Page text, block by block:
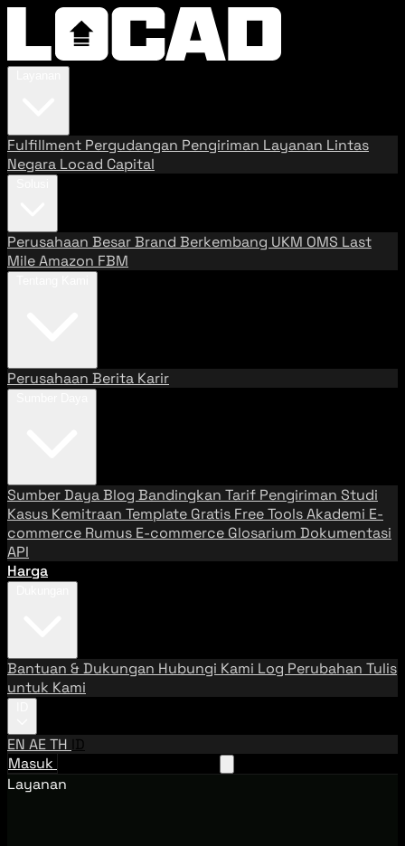
Fulfillment Pergudangan Pengiriman Layanan Lintas
Negara Locad Capital
Perusahaan BesarBrand Berkembang UKM OMS Last
MileAmazon FBM
Perusahaan Berita Karir
Sumber DayaBlog Bandingkan Tarif Pengiriman Studi
Kasus Kemitraan Template Gratis Free ToolsAkademi E-
commerce Rumus E-commerce Glosarium Dokumentasi
API
Harga
Bantuan & Dukungan Hubungi Kami Log Perubahan Tulis
untuk Kami
EN AETH ID
Masuk
Layanan